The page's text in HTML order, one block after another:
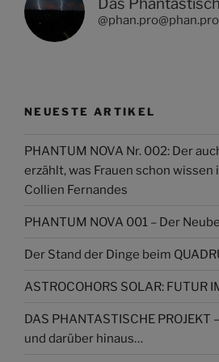
@phan.pro@phan.pro
NEUESTE ARTIKEL
PHANTUM NOVA Nr. 002: Der
erzählt, was Frauen schon wissen
Collien Fernandes
PHANTUM NOVA 001 – Der
Der Stand der Dinge beim
ASTROCOHORS SOLAR: FUTUR
DAS PHANTASTISCHE PROJEKT
und darüber hinaus…